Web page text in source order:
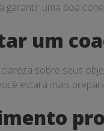
garantir uma boa
um
sobre seus
estará mais